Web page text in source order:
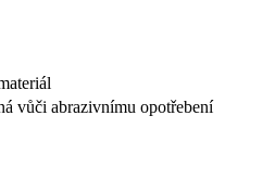
vůči abrazivnímu opotřebení